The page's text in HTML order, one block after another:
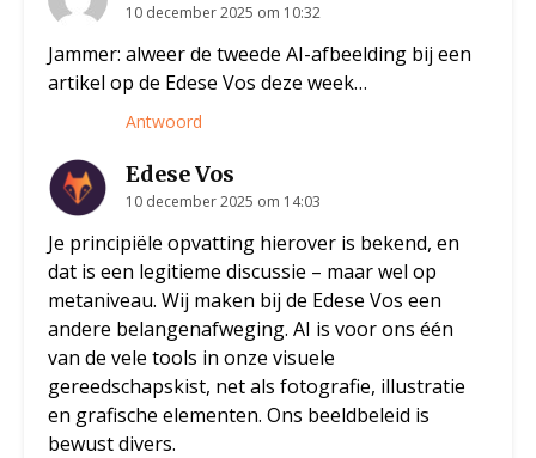
10 december 2025 om 10:32
Jammer: alweer de tweede AI-afbeelding bij een
artikel op de Edese Vos deze week…
Antwoord
Edese Vos
10 december 2025 om 14:03
Je principiële opvatting hierover is bekend, en
dat is een legitieme discussie – maar wel op
metaniveau. Wij maken bij de Edese Vos een
andere belangenafweging. AI is voor ons één
van de vele tools in onze visuele
gereedschapskist, net als fotografie, illustratie
en grafische elementen. Ons beeldbeleid is
bewust divers.